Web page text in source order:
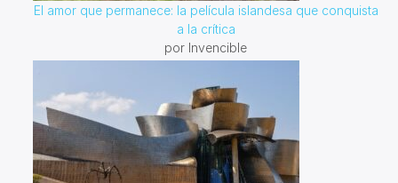
El amor que permanece: la película islandesa que conquista
a la crítica
por Invencible